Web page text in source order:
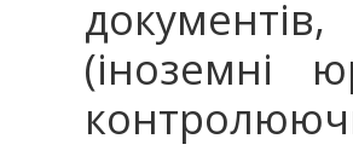
(іноземні